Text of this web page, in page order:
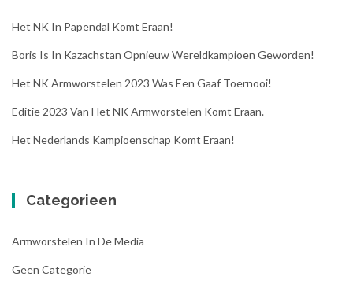
Het NK In Papendal Komt Eraan!
Boris Is In Kazachstan Opnieuw Wereldkampioen Geworden!
Het NK Armworstelen 2023 Was Een Gaaf Toernooi!
Editie 2023 Van Het NK Armworstelen Komt Eraan.
Het Nederlands Kampioenschap Komt Eraan!
Categorieen
Armworstelen In De Media
Geen Categorie